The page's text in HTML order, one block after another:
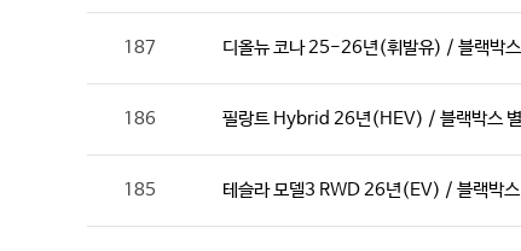
187 디올뉴 코나 25-26년(휘발유) / 블랙박스
186 필랑트 Hybrid 26년(HEV) / 블랙박스
185 테슬라 모델3 RWD 26년(EV) / 블랙박스